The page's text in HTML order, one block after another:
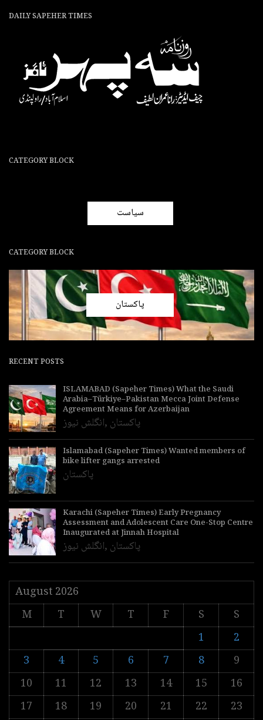
DAILY SAPEHER TIMES
CATEGORY BLOCK
سیاست
CATEGORY BLOCK
پاکستان
RECENT POSTS
ISLAMABAD (Sapeher Times) What the Saudi
Arabia–Türkiye–Pakistan Mecca Joint Defense
Agreement Means for Azerbaijan
انگلش نیوز, پاکستان
Islamabad (Sapeher Times) Wanted members of
bike lifter gangs arrested
پاکستان
Karachi (Sapeher Times) Early Pregnancy
Assessment and Adolescent Care One-Stop Centre
Inaugurated at Jinnah Hospital
انگلش نیوز, پاکستان
August 2026
M
T W T F S
S
1
2
3
4 5 6 7 8
9
10
11 12 13 14 15
16
17
18 19 20 21 22 23